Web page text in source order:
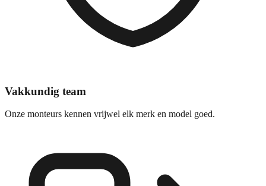
Vakkundig team
Onze monteurs kennen vrijwel elk merk en model goed.